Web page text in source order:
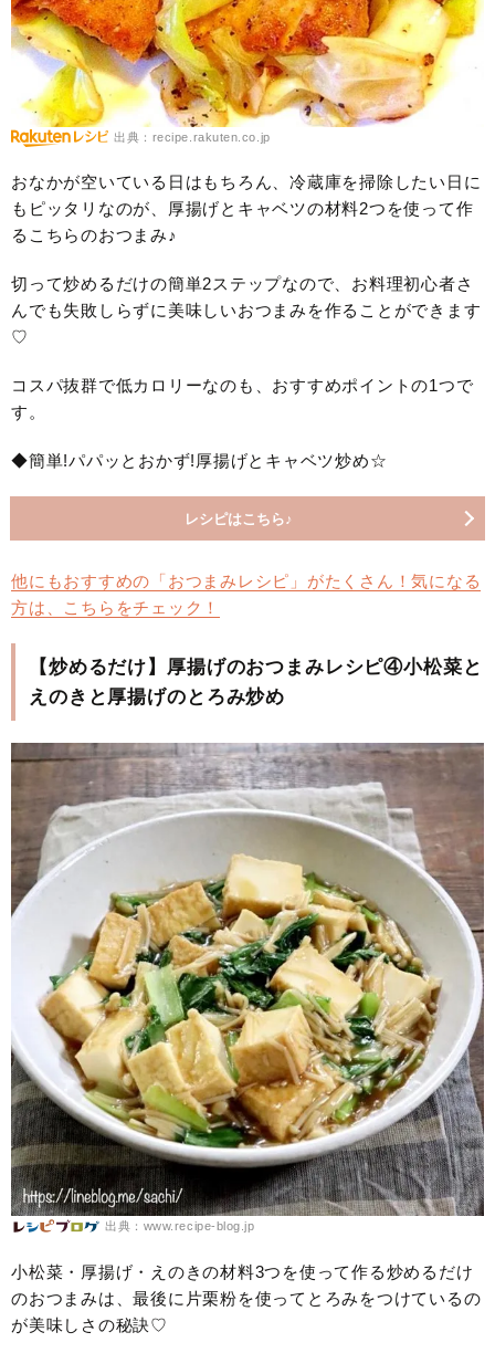
出典：recipe.rakuten.co.jp
おなかが空いている日はもちろん、冷蔵庫を掃除したい日に
もピッタリなのが、厚揚げとキャベツの材料2つを使って作
るこちらのおつまみ♪
切って炒めるだけの簡単2ステップなので、お料理初心者さ
んでも失敗しらずに美味しいおつまみを作ることができます
♡
コスパ抜群で低カロリーなのも、おすすめポイントの1つで
す。
◆簡単!パパッとおかず!厚揚げとキャベツ炒め☆
レシピはこちら♪
他にもおすすめの「おつまみレシピ」がたくさん！気になる
方は、こちらをチェック！
【炒めるだけ】厚揚げのおつまみレシピ④小松菜と
えのきと厚揚げのとろみ炒め
出典：www.recipe-blog.jp
小松菜・厚揚げ・えのきの材料3つを使って作る炒めるだけ
のおつまみは、最後に片栗粉を使ってとろみをつけているの
が美味しさの秘訣♡